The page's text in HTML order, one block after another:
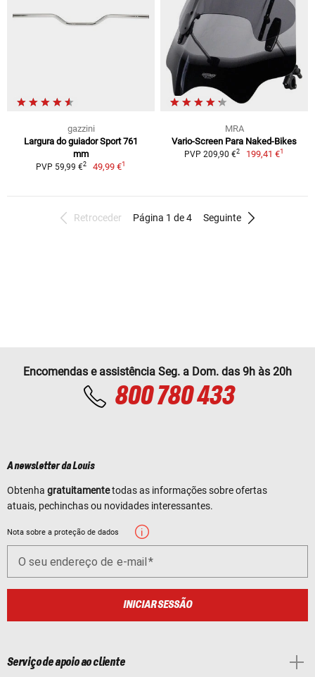
gazzini
Largura do guiador Sport 761
mm
PVP 59,99 €2 49,99 €1
MRA
Vario-Screen Para Naked-Bikes
PVP 209,90 €2 199,41 €1
Retroceder Página 1 de 4 Seguinte
Encomendas e assistência Seg. a Dom. das 9h às 20h
800 780 433
A newsletter da Louis
Obtenha gratuitamentetodas as informações sobre ofertas
atuais, pechinchas ou novidades interessantes.
Nota sobre a proteção de dados
O seu endereço de e-mail
INICIAR SESSÃO
Serviço de apoio ao cliente